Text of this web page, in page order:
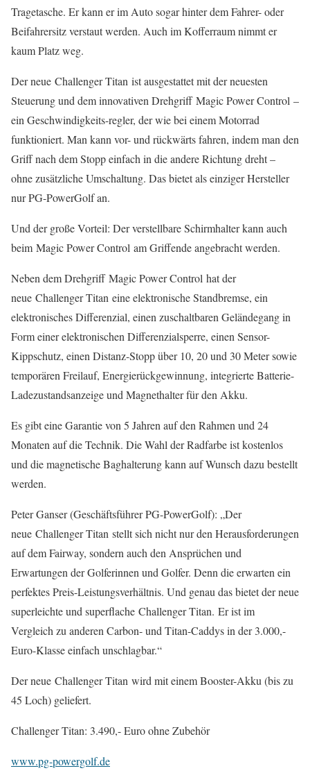
Tragetasche. Er kann er im Auto sogar hinter dem Fahrer- oder
Beifahrersitz verstaut werden. Auch im Kofferraum nimmt er
kaum Platz weg.
Der neue Challenger Titan ist ausgestattet mit der neuesten
Steuerung und dem innovativen Drehgriff Magic Power Control –
ein Geschwindigkeits-regler, der wie bei einem Motorrad
funktioniert. Man kann vor- und rückwärts fahren, indem man den
Griff nach dem Stopp einfach in die andere Richtung dreht –
ohne zusätzliche Umschaltung. Das bietet als einziger Hersteller
nur PG-PowerGolf an.
Und der große Vorteil: Der verstellbare Schirmhalter kann auch
beim Magic Power Control am Griffende angebracht werden.
Neben dem Drehgriff Magic Power Control hat der
neue Challenger Titan eine elektronische Standbremse, ein
elektronisches Differenzial, einen zuschaltbaren Geländegang in
Form einer elektronischen Differenzialsperre, einen Sensor-
Kippschutz, einen Distanz-Stopp über 10, 20 und 30 Meter sowie
temporären Freilauf, Energierückgewinnung, integrierte Batterie-
Ladezustandsanzeige und Magnethalter für den Akku.
Es gibt eine Garantie von 5 Jahren auf den Rahmen und 24
Monaten auf die Technik. Die Wahl der Radfarbe ist kostenlos
und die magnetische Baghalterung kann auf Wunsch dazu bestellt
werden.
Peter Ganser (Geschäftsführer PG-PowerGolf): „Der
neue Challenger Titan stellt sich nicht nur den Herausforderungen
auf dem Fairway, sondern auch den Ansprüchen und
Erwartungen der Golferinnen und Golfer. Denn die erwarten ein
perfektes Preis-Leistungsverhältnis. Und genau das bietet der neue
superleichte und superflache Challenger Titan. Er ist im
Vergleich zu anderen Carbon- und Titan-Caddys in der 3.000,-
Euro-Klasse einfach unschlagbar.“
Der neue Challenger Titan wird mit einem Booster-Akku (bis zu
45 Loch) geliefert.
Challenger Titan: 3.490,- Euro ohne Zubehör
www.pg-powergolf.de